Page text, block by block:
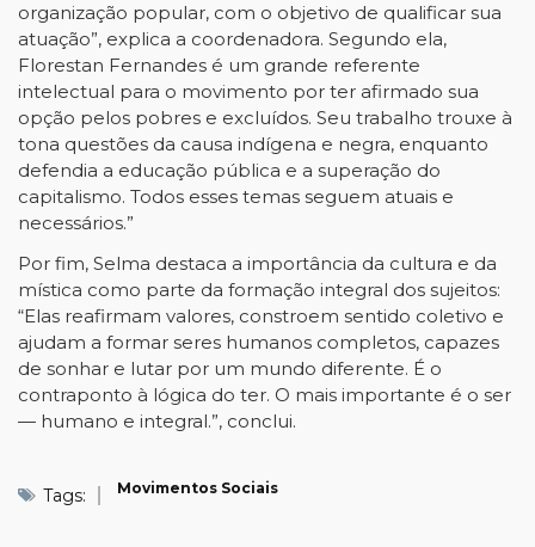
organização popular, com o objetivo de qualificar sua
atuação”, explica a coordenadora. Segundo ela,
Florestan Fernandes é um grande referente
intelectual para o movimento por ter afirmado sua
opção pelos pobres e excluídos. Seu trabalho trouxe à
tona questões da causa indígena e negra, enquanto
defendia a educação pública e a superação do
capitalismo. Todos esses temas seguem atuais e
necessários.”
Por fim, Selma destaca a importância da cultura e da
mística como parte da formação integral dos sujeitos:
“Elas reafirmam valores, constroem sentido coletivo e
ajudam a formar seres humanos completos, capazes
de sonhar e lutar por um mundo diferente. É o
contraponto à lógica do ter. O mais importante é o ser
— humano e integral.”, conclui.
Tags: Movimentos Sociais